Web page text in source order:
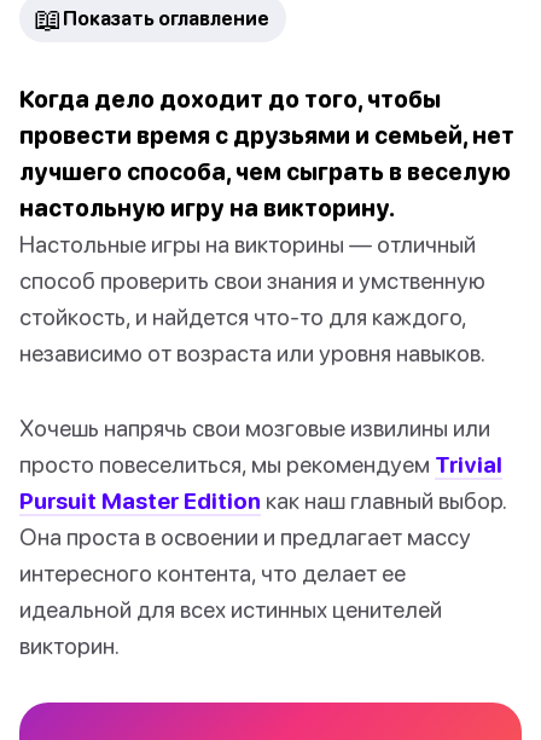
📖 Показать оглавление
Когда дело доходит до того, чтобы
провести время с друзьями и семьей, нет
лучшего способа, чем сыграть в веселую
настольную игру на викторину.
Настольные игры на викторины — отличный
способ проверить свои знания и умственную
стойкость, и найдется что-то для каждого,
независимо от возраста или уровня навыков.
Хочешь напрячь свои мозговые извилины или
просто повеселиться, мы рекомендуем Trivial
Pursuit Master Edition как наш главный выбор.
Она проста в освоении и предлагает массу
интересного контента, что делает ее
идеальной для всех истинных ценителей
викторин.